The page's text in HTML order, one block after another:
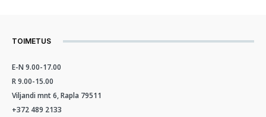
TOIMETUS
E-N 9.00-17.00
R 9.00-15.00
Viljandi mnt 6, Rapla 79511
+372 489 2133